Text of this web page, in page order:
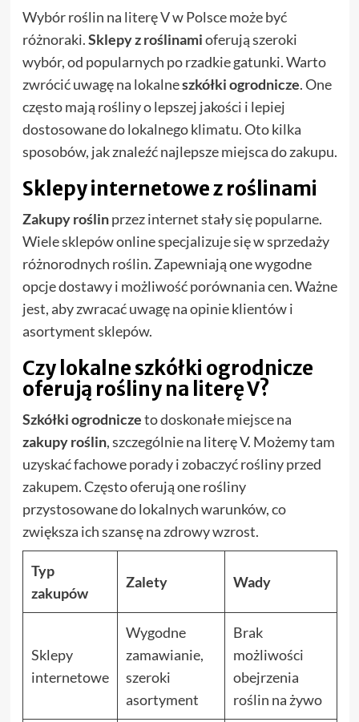
Wybór roślin na literę V w Polsce może być
różnoraki.Sklepy z roślinamioferują szeroki
wybór, od popularnych po rzadkie gatunki. Warto
zwrócić uwagę na lokalneszkółki ogrodnicze. One
często mają rośliny o lepszej jakości i lepiej
dostosowane do lokalnego klimatu. Oto kilka
sposobów, jak znaleźć najlepsze miejsca do zakupu.
Sklepy internetowe z roślinami
Zakupy roślinprzez internet stały się popularne.
Wiele sklepów online specjalizuje się w sprzedaży
różnorodnych roślin. Zapewniają one wygodne
opcje dostawy i możliwość porównania cen. Ważne
jest, aby zwracać uwagę na opinie klientów i
asortyment sklepów.
Czy lokalne szkółki ogrodnicze
oferują rośliny na literę V?
Szkółki ogrodniczeto doskonałe miejsce na
zakupy roślin, szczególnie na literę V. Możemy tam
uzyskać fachowe porady i zobaczyć rośliny przed
zakupem. Często oferują one rośliny
przystosowane do lokalnych warunków, co
zwiększa ich szansę na zdrowy wzrost.
Typ
zakupów
Zalety Wady
Sklepy
internetowe
Wygodne
zamawianie,
szeroki
asortyment
Brak
możliwości
obejrzenia
roślin na żywo